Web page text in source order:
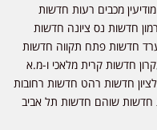
מכבים רעות חדשות
חדשות נס ציונה חדשות
חדשות פתח תקווה חדשות
חדשות קרית מלאכי ו-מ.א
חדשות רהט חדשות רחובות
שוהם חדשות תל אביב